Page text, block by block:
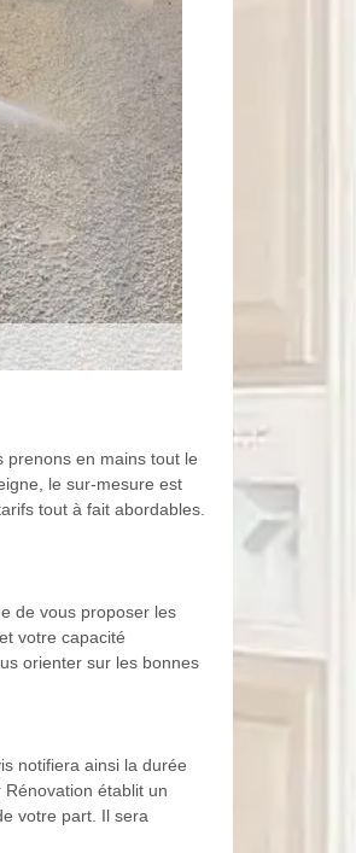
prenons en mains tout le
le sur-mesure est
tout à fait abordables.
de vous proposer les
votre capacité
orienter sur les bonnes
notifiera ainsi la durée
établit un
votre part. Il sera